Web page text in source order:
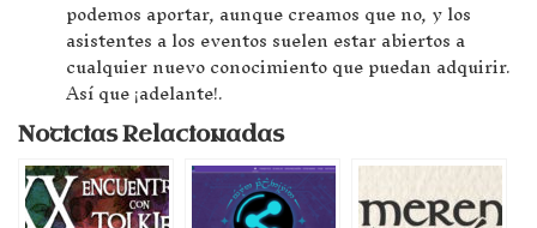
podemos aportar, aunque creamos que no, y los
asistentes a los eventos suelen estar abiertos a
cualquier nuevo conocimiento que puedan adquirir.
Así que ¡adelante!.
Noticias Relacionadas